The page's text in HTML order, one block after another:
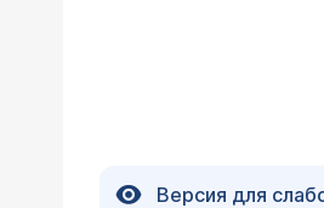
Версия для